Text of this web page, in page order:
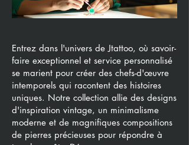
Entrez dans l'univers de Jtattoo, où savoir-
faire exceptionnel et service personnalisé
se marient pour créer des chefs-d'œuvre
intemporels qui racontent des histoires
uniques. Notre collection allie des designs
d'inspiration vintage, un minimalisme
moderne et de magnifiques compositions
de pierres précieuses pour répondre à